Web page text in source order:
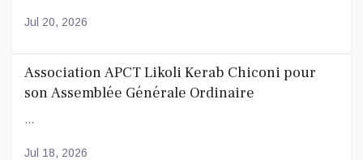
Jul 20, 2026
Association APCT Likoli Kerab Chiconi pour
son Assemblée Générale Ordinaire
...
Jul 18, 2026